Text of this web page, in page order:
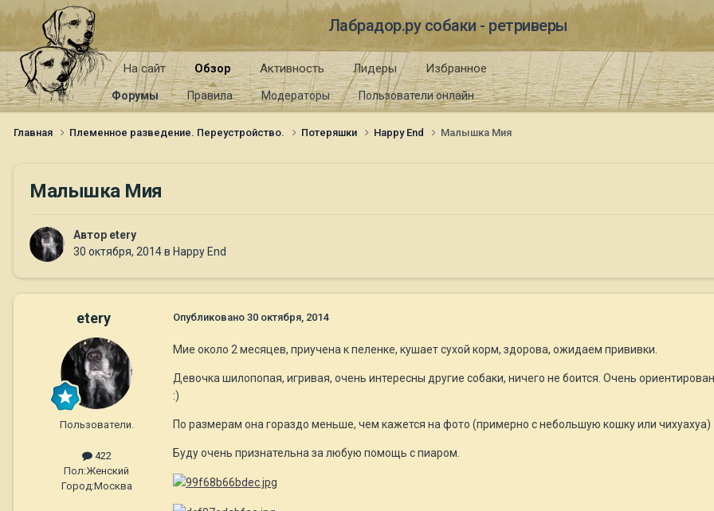
Лабрадор.ру собаки - ретриверы
На сайт Обзор
Форумы Правила Модераторы Пользователи онлайн
Активность Лидеры Избранное
Главная Племенное разведение. Переустройство. Потеряшки Happy End Малышка Мия
Малышка Мия
Автор etery
30 октября, 2014в Happy End
etery
Пользователи.
422
Пол:Женский
Город:Москва
Опубликовано 30 октября, 2014
Мие около 2 месяцев, приучена к пеленке, кушает сухой корм, здорова, ожидаем прививки.
Девочка шилопопая, игривая, очень интересны другие собаки, ничего не боится. Очень
:)
По размерам она гораздо меньше, чем кажется на фото (примерно с небольшую кошку или чихуахуа)
Буду очень признательна за любую помощь с пиаром.